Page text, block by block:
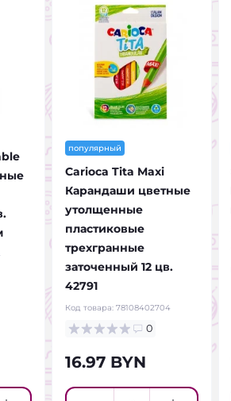
популярный
Carioca Tita Maxi
Карандаши цветные
утолщенные
пластиковые
трехгранные
заточенный 12 цв.
42791
Код товара: 78108402704
0
16.97 BYN